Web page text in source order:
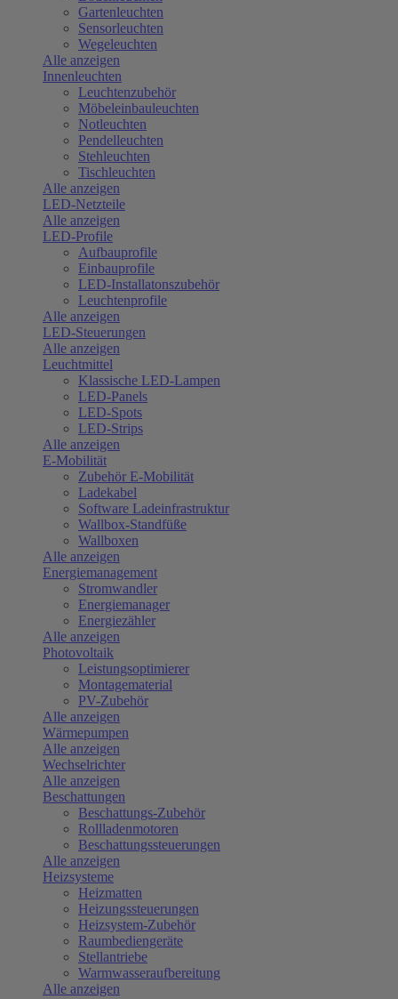
Gartenleuchten
Sensorleuchten
Wegeleuchten
Alle anzeigen
Innenleuchten
Leuchtenzubehör
Möbeleinbauleuchten
Notleuchten
Pendelleuchten
Stehleuchten
Tischleuchten
Alle anzeigen
LED-Netzteile
Alle anzeigen
LED-Profile
Aufbauprofile
Einbauprofile
LED-Installatonszubehör
Leuchtenprofile
Alle anzeigen
LED-Steuerungen
Alle anzeigen
Leuchtmittel
Klassische LED-Lampen
LED-Panels
LED-Spots
LED-Strips
Alle anzeigen
E-Mobilität
Zubehör E-Mobilität
Ladekabel
Software Ladeinfrastruktur
Wallbox-Standfüße
Wallboxen
Alle anzeigen
Energiemanagement
Stromwandler
Energiemanager
Energiezähler
Alle anzeigen
Photovoltaik
Leistungsoptimierer
Montagematerial
PV-Zubehör
Alle anzeigen
Wärmepumpen
Alle anzeigen
Wechselrichter
Alle anzeigen
Beschattungen
Beschattungs-Zubehör
Rollladenmotoren
Beschattungssteuerungen
Alle anzeigen
Heizsysteme
Heizmatten
Heizungssteuerungen
Heizsystem-Zubehör
Raumbediengeräte
Stellantriebe
Warmwasseraufbereitung
Alle anzeigen